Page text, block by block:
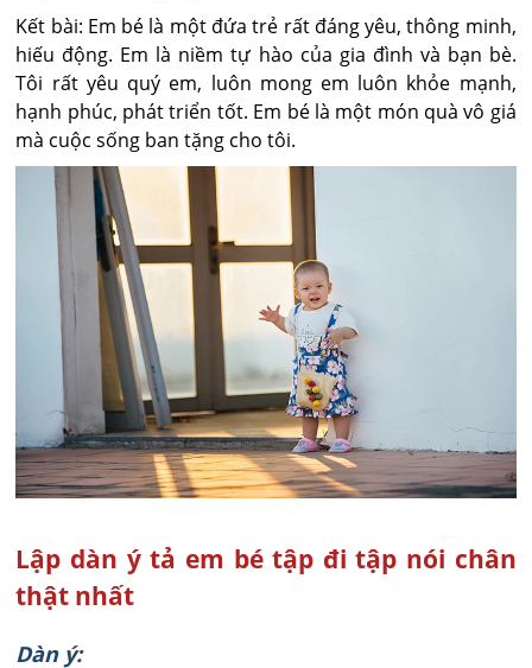
Kết bài: Em bé là một đứa trẻ rất đáng yêu, thông minh,
hiếu động. Em là niềm tự hào của gia đình và bạn bè.
Tôi rất yêu quý em, luôn mong em luôn khỏe mạnh,
hạnh phúc, phát triển tốt. Em bé là một món quà vô giá
mà cuộc sống ban tặng cho tôi.
Lập dàn ý tả em bé tập đi tập nói chân
thật nhất
Dàn ý: